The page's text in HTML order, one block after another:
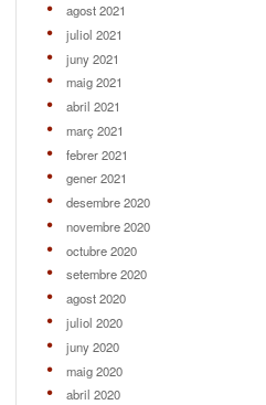
agost 2021
juliol 2021
juny 2021
maig 2021
abril 2021
març 2021
febrer 2021
gener 2021
desembre 2020
novembre 2020
octubre 2020
setembre 2020
agost 2020
juliol 2020
juny 2020
maig 2020
abril 2020